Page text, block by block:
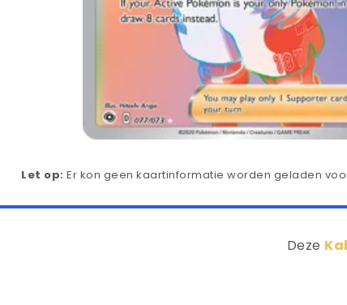
Let op: Er kon geen kaartinformatie worden geladen
Deze